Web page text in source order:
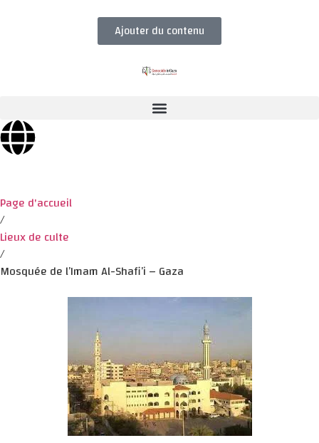
Ajouter du contenu
Page d'accueil
/
Lieux de culte
/
Mosquée de l’Imam Al-Shafi’i – Gaza